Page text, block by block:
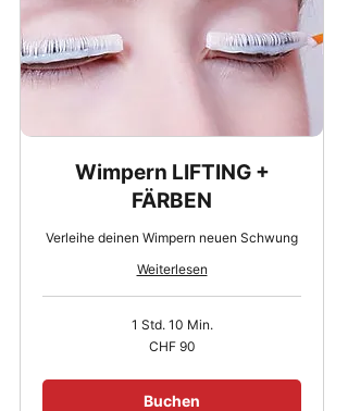
Wimpern LIFTING +
FÄRBEN
Verleihe deinen Wimpern neuen Schwung
Weiterlesen
1 Std. 10 Min.
CHF 90
Buchen